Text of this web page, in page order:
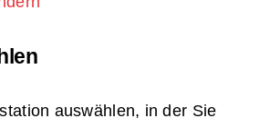
auswählen, in der Sie